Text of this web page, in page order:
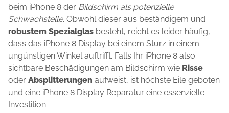
beim iPhone 8 der Bildschirm als potenzielle
Schwachstelle. Obwohl dieser aus beständigem und
robustem Spezialglas besteht, reicht es leider häufig,
dass das iPhone 8 Display bei einem Sturz in einem
ungünstigen Winkel auftrifft. Falls Ihr iPhone 8 also
sichtbare Beschädigungen am Bildschirm wie Risse
oder Absplitterungen aufweist, ist höchste Eile geboten
und eine iPhone 8 Display Reparatur eine essenzielle
Investition.